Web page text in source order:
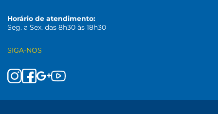
Horário de atendimento:
Seg. a Sex. das 8h30 às 18h30
SIGA-NOS